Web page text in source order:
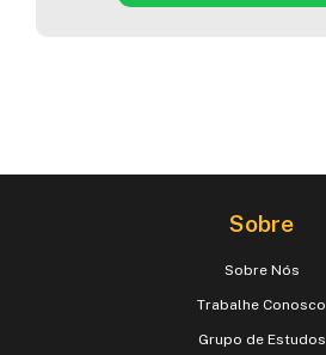
Sobre
Sobre Nós
Trabalhe Conosco
Grupo de Estudos